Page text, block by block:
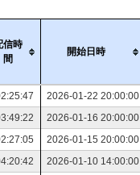
信時
間
開始日時
2026-01-22 20:00:00
2026-01-16 20:00:00
2026-01-15 20:00:00
2026-01-10 14:00:00